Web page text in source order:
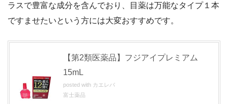
ラスで豊富な成分を含んでおり、目薬は万能なタイプ１本
ですませたいという方には大変おすすめです。
【第2類医薬品】フジアイプレミアム
15mL
posted with カエレバ
富士薬品